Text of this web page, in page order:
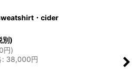
絞り込む
・cider
別)
円)
: 38,000円